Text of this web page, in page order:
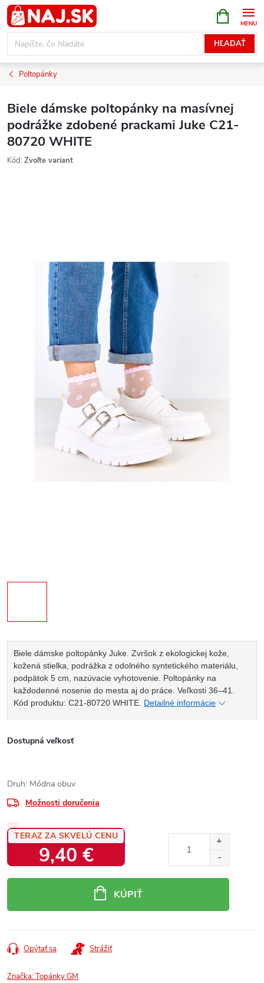
Prejsť
na
obsah
HĽADAŤ
KOŠÍK
Poltopánky
Biele dámske poltopánky na masívnej
podrážke zdobené prackami Juke C21-
80720 WHITE
Kód: Zvoľte variant
Biele dámske poltopánky Juke. Zvršok z ekologickej kože,
kožená stielka, podrážka z odolného syntetického materiálu,
podpätok 5 cm, nazúvacie vyhotovenie. Poltopánky na
každodenné nosenie do mesta aj do práce. Veľkosti 36–41.
Kód produktu: C21-80720 WHITE. Detailné informácie
Dostupná veľkosť
Druh: Módna obuv
Možnosti doručenia
TERAZ ZA SKVELÚ CENU
9,40 €
KÚPIŤ
Opýtať sa Strážiť
Značka:Topánky GM